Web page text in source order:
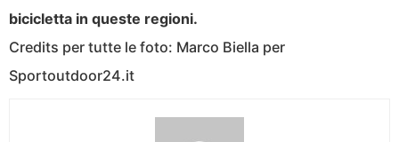
bicicletta in queste regioni.
Credits per tutte le foto: Marco Biella per
Sportoutdoor24.it